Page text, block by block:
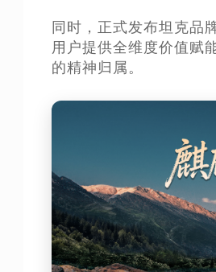
同时，正式发布坦克品
用户提供全维度价值赋
的精神归属。